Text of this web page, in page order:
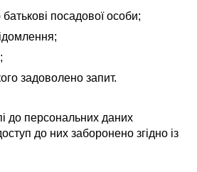
посадової особи;
задоволено запит.
до персональних даних
до них заборонено згідно із